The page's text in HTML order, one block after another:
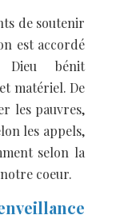
de soutenir
est accordé
Dieu bénit
matériel. De
les pauvres,
les appels,
selon la
coeur.